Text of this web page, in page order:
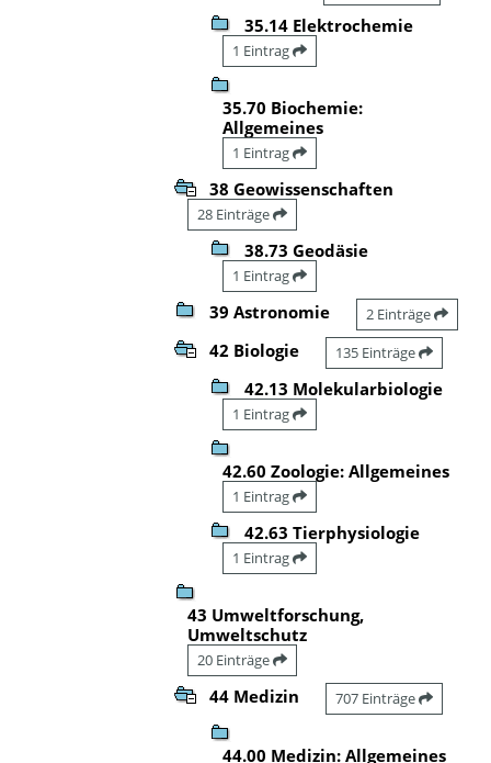
35.14 Elektrochemie
1 Eintrag
35.70 Biochemie:
Allgemeines
1 Eintrag
38 Geowissenschaften
28 Einträge
38.73 Geodäsie
1 Eintrag
39 Astronomie 2 Einträge
42 Biologie 135 Einträge
42.13 Molekularbiologie
1 Eintrag
42.60 Zoologie: Allgemeines
1 Eintrag
42.63 Tierphysiologie
1 Eintrag
43 Umweltforschung,
Umweltschutz
20 Einträge
44 Medizin 707 Einträge
44.00 Medizin: Allgemeines